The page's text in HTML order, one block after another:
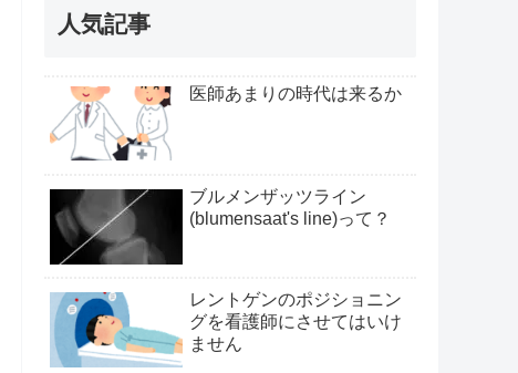
人気記事
医師あまりの時代は来るか
ブルメンザッツライン
(blumensaat's line)って？
レントゲンのポジショニン
グを看護師にさせてはいけ
ません